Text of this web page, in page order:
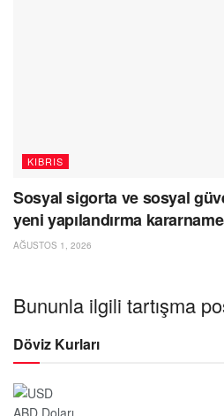
KIBRIS
Sosyal sigorta ve sosyal
yeni yapılandırma
AĞUSTOS 1, 2026
Bununla ilgili tartışma
Döviz Kurları